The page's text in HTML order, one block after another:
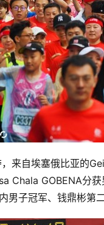
来自埃塞俄比亚的
Chala GOBENA分
男子冠军、钱鼎彬第二